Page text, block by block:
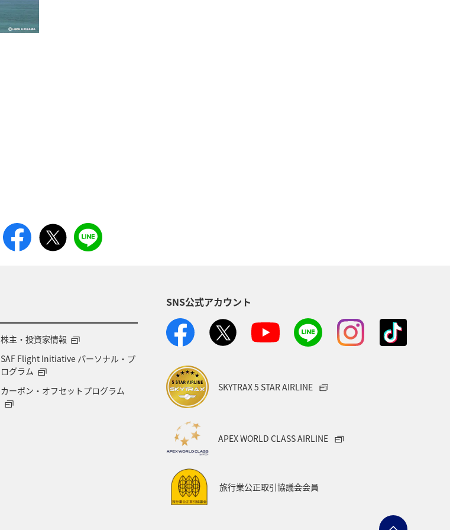
株主・投資家情報
SAF Flight Initiative パーソナル・プ
ログラム
カーボン・オフセットプログラム
SNS公式アカウント
SKYTRAX 5 STAR AIRLINE
APEX WORLD CLASS AIRLINE
旅行業公正取引協議会会員